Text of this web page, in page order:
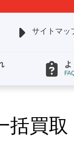
サイトマッ
買